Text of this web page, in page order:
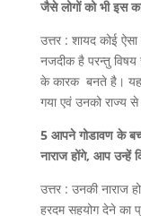
जैसे लोगों को भी इस
उत्तर : शायद कोई
नजदीक है परन्तु
के कारक बनते है। यह
गया एवं उनको राज्य
5 आपने गोडावण के
नाराज होंगे, आप उन्हें
उत्तर : उनकी नाराज
हरदम सहयोग देने का